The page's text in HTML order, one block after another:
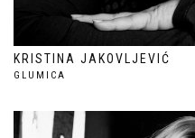
KRISTINA JAKOVLJEVIĆ
GLUMICA